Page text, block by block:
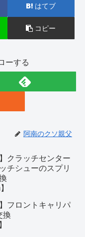
はてブ
コピー
ーする
阿南のクソ親父
クラッチセンター
チシューのスプリ
フロントキャリパ
換